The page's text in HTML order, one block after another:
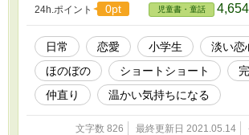
24h.ポイント 0pt 児童書・童話 4,654
日常 恋愛 小学生
淡い恋
ほのぼの
ショートショート
仲直り
温かい気持ちになる
文字数 826 最終更新日 2021.05.14